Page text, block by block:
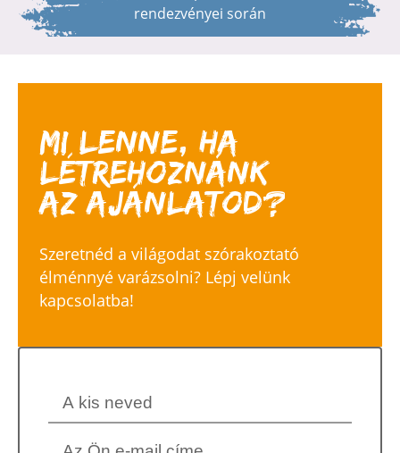
rendezvényei során
Mi lenne, ha
létrehoznánk
Az ajánlatod?
Szeretnéd a világodat szórakoztató
élménnyé varázsolni? Lépj velünk
kapcsolatba!